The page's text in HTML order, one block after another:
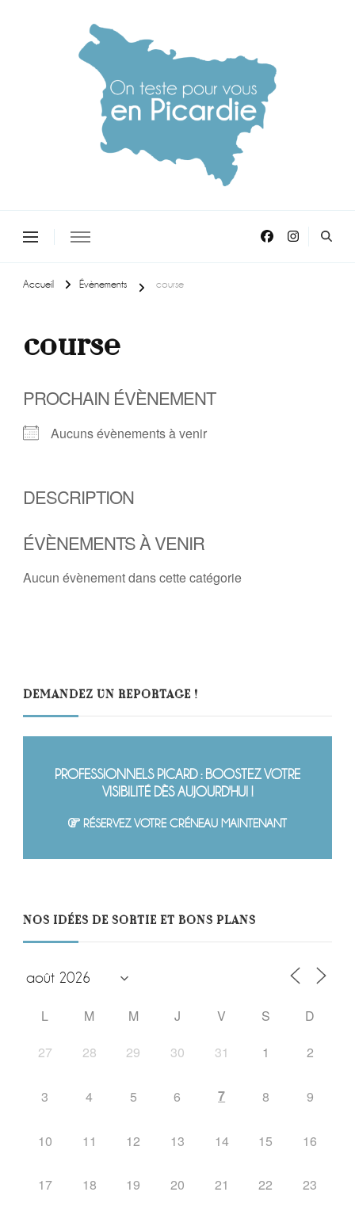
Accueil Évènements course
course
PROCHAIN ÉVÈNEMENT
Aucuns évènements à venir
DESCRIPTION
ÉVÈNEMENTS À VENIR
Aucun évènement dans cette catégorie
DEMANDEZ UN REPORTAGE !
PROFESSIONNELS PICARD : BOOSTEZ VOTRE
VISIBILITÉ DÈS AUJOURD'HUI !
RÉSERVEZ VOTRE CRÉNEAU MAINTENANT
NOS IDÉES DE SORTIE ET BONS PLANS
L M M J V S
D
27
28 29 30 31 1 2
3 4 5 6 7 8 9
10 11 12 13 14 15 16
17 18 19 20 21 22 23